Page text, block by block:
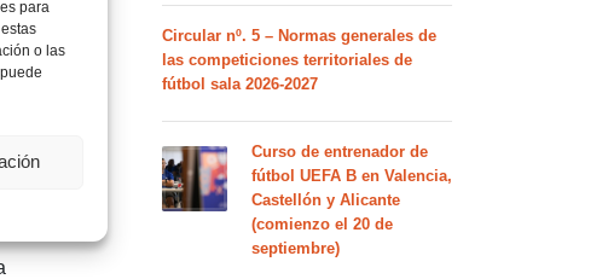
para
o las
Circular nº. 5 – Normas generales de
las competiciones territoriales de
fútbol sala 2026-2027
Curso de entrenador de
fútbol UEFA B en Valencia,
Castellón y Alicante
(comienzo el 20 de
septiembre)